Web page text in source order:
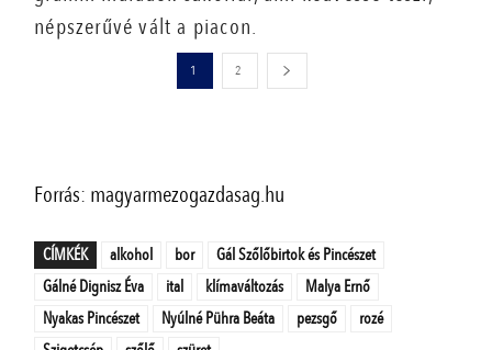
népszerűvé vált a piacon.
1 2
Forrás: magyarmezogazdasag.hu
CÍMKÉK alkohol bor
Gál Szőlőbirtok és Pincészet
Gálné Dignisz Éva
ital klímaváltozás
Malya Ernő
Nyakas Pincészet
Nyúlné Pühra Beáta pezsgő
rozé